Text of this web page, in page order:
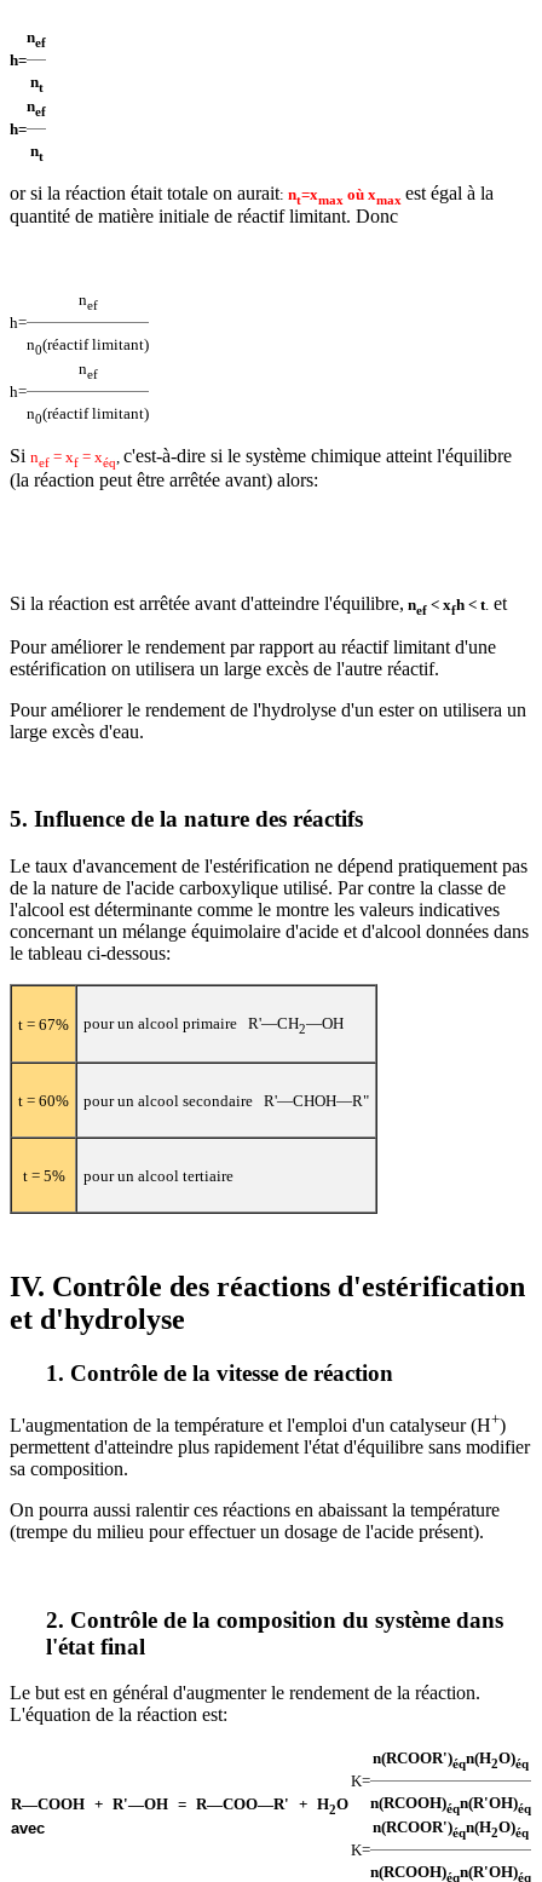
h=
nef
nt
h=
nef
nt
or si la réaction était totale on aurait: nt=xmax où xmax est égal à la
quantité de matière initiale de réactif limitant. Donc
h=
nef
n0(réactif limitant)
h=
nef
n0(réactif limitant)
Si nef = xf = xéq, c'est-à-dire si le système chimique atteint l'équilibre
(la réaction peut être arrêtée avant) alors:
Si la réaction est arrêtée avant d'atteindre l'équilibre, nef < xfh < t et
Pour améliorer le rendement par rapport au réactif limitant d'une
estérification on utilisera un large excès de l'autre réactif.
Pour améliorer le rendement de l'hydrolyse d'un ester on utilisera un
large excès d'eau.
5. Influence de la nature des réactifs
Le taux d'avancement de l'estérification ne dépend pratiquement pas
de la nature de l'acide carboxylique utilisé. Par contre la classe de
l'alcool est déterminante comme le montre les valeurs indicatives
concernant un mélange équimolaire d'acide et d'alcool données dans
le tableau ci-dessous:
t = 67% pour un alcool primaire R'—CH2—OH
t = 60% pour un alcool secondaire R'—CHOH—R"
t= 5% pour un alcool tertiaire
IV. Contrôle des réactions d'estérification
et d'hydrolyse
1. Contrôle de la vitesse de réaction
L'augmentation de la température et l'emploi d'un catalyseur (H+)
permettent d'atteindre plus rapidement l'état d'équilibre sans modifier
sa composition.
On pourra aussi ralentir ces réactions en abaissant la température
(trempe du milieu pour effectuer un dosage de l'acide présent).
2. Contrôle de la composition du système dans
l'état final
Le but est en général d'augmenter le rendement de la réaction.
L'équation de la réaction est:
R—COOH + R'—OH = R—COO—R' + H2O
avec
K=
n(RCOOR')éqn(H2O)éq
n(RCOOH)éqn(R'OH)éq
K=
n(RCOOR')éqn(H2O)éq
n(RCOOH)éqn(R'OH)éq